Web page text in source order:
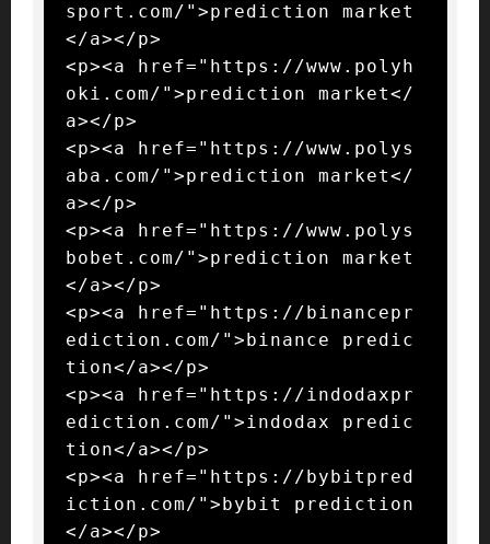
sport.com/">prediction market
</a></p>
<p><a href="https://www.polyh
oki.com/">prediction market</
a></p>
<p><a href="https://www.polys
aba.com/">prediction market</
a></p>
<p><a href="https://www.polys
bobet.com/">prediction market
</a></p>
<p><a href="https://binancepr
ediction.com/">binance predic
tion</a></p>
<p><a href="https://indodaxpr
ediction.com/">indodax predic
tion</a></p>
<p><a href="https://bybitpred
iction.com/">bybit prediction
</a></p>